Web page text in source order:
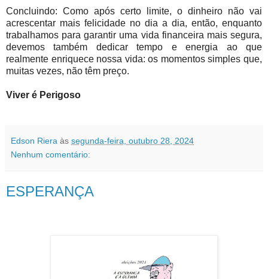
Concluindo: Como após certo limite, o dinheiro não vai
acrescentar mais felicidade no dia a dia, então, enquanto
trabalhamos para garantir uma vida financeira mais segura,
devemos também dedicar tempo e energia ao que
realmente enriquece nossa vida: os momentos simples que,
muitas vezes, não têm preço.
Viver é Perigoso
Edson Riera às segunda-feira, outubro 28, 2024
Nenhum comentário:
ESPERANÇA